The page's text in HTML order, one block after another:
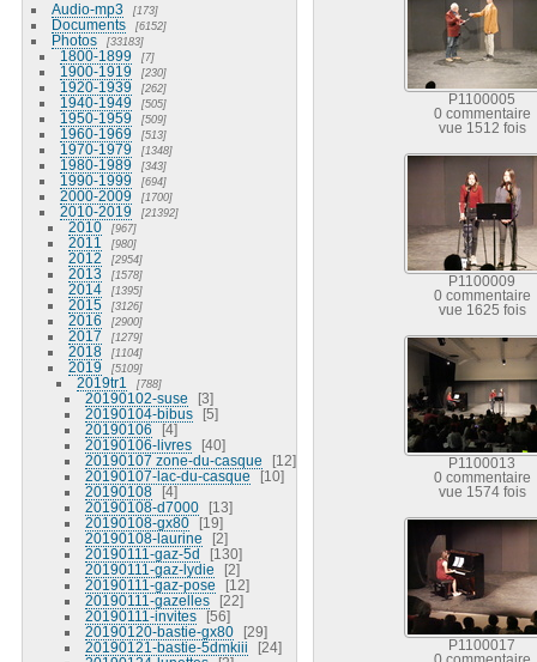
Audio-mp3 173
Documents 6152
Photos 33183
1800-1899 7
1900-1919 230
1920-1939 262
1940-1949 505
1950-1959 509
1960-1969 513
1970-1979 1348
1980-1989 343
1990-1999 694
2000-2009 1700
2010-2019 21392
2010 967
2011 980
2012 2954
2013 1578
2014 1395
2015 3126
2016 2900
2017 1279
2018 1104
2019 5109
2019tr1 788
20190102-suse
3
20190104-bibus
5
20190106
4
20190106-livres
40
20190107 zone-du-casque
12
20190107-lac-du-casque
10
20190108
4
20190108-d7000
13
20190108-gx80
19
20190108-laurine
2
20190111-gaz-5d
130
20190111-gaz-lydie
2
20190111-gaz-pose
12
20190111-gazelles
22
20190111-invites
56
20190120-bastie-gx80
29
20190121-bastie-5dmkiii
24
P1100005
0 commentaire
vue 1512 fois
P1100009
0 commentaire
vue 1625 fois
P1100013
0 commentaire
vue 1574 fois
P1100017